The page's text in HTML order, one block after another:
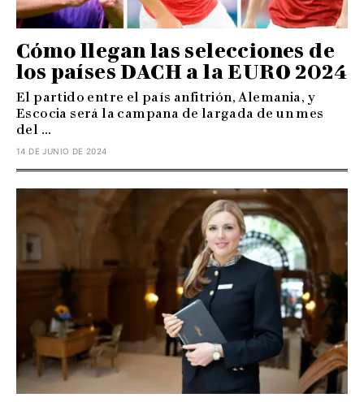
Cómo llegan las selecciones de
los países DACH a la EURO 2024
El partido entre el país anfitrión, Alemania, y
Escocia será la campana de largada de un mes
del ...
14 DE JUNIO DE 2024